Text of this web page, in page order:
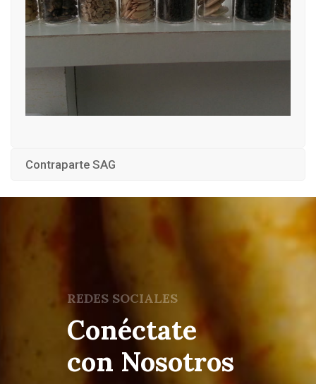
Contraparte SAG
REDES SOCIALES
Conéctate
con Nosotros